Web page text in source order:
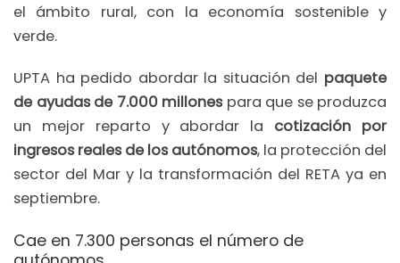
el ámbito rural, con la economía sostenible y
verde.
UPTA ha pedido abordar la situación del paquete
de ayudas de 7.000 millones para que se produzca
un mejor reparto y abordar la cotización por
ingresos reales de los autónomos, la protección del
sector del Mar y la transformación del RETA ya en
septiembre.
Cae en 7.300 personas el número de